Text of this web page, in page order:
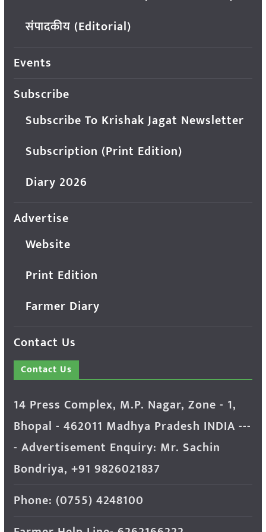
संपादकीय (Editorial)
Events
Subscribe
Subscribe To Krishak Jagat Newsletter
Subscription (Print Edition)
Diary 2026
Advertise
Website
Print Edition
Farmer Diary
Contact Us
Contact Us
14 Press Complex, M.P. Nagar, Zone - 1,
Bhopal - 462011 Madhya Pradesh INDIA ---
- Advertisement Enquiry: Mr. Sachin
Bondriya, +91 9826021837
Phone: (0755) 4248100